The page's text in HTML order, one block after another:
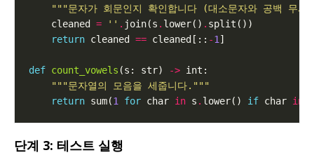
"""문자가 회문인지 확인합니다 (대소문자와 공백 무
    cleaned
= '' . join(s . lower() .
return cleaned == cleaned[:: -1
def count_vowels (s: str) ->
"""문자열의 모음을 세줍니다."""
return sum(1 for char in s . lower() if char in
단계 3: 테스트 실행